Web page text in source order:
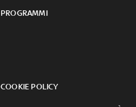
PROGRAMMI
COOKIE POLICY